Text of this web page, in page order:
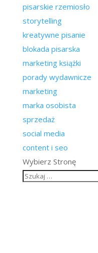
pisarskie rzemiosło
storytelling
kreatywne pisanie
blokada pisarska
marketing książki
porady wydawnicze
marketing
marka osobista
sprzedaż
social media
content i seo
Wybierz Stronę